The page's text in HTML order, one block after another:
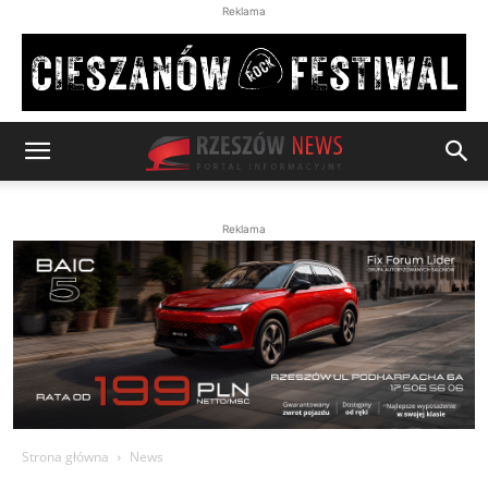
Reklama
Reklama
Strona główna News